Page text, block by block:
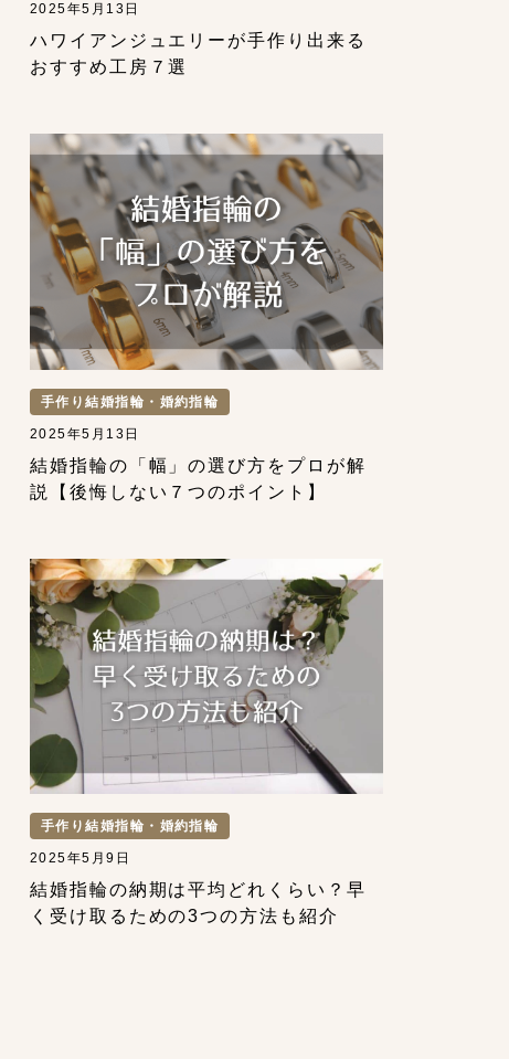
2025年5月13日
ハワイアンジュエリーが手作り出来る
おすすめ工房７選
手作り結婚指輪・婚約指輪
2025年5月13日
結婚指輪の「幅」の選び方をプロが解
説【後悔しない７つのポイント】
手作り結婚指輪・婚約指輪
2025年5月9日
結婚指輪の納期は平均どれくらい？早
く受け取るための3つの方法も紹介